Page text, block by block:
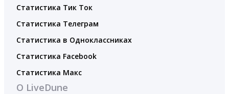
Статистика Тик Ток
Статистика Телеграм
Статистика в Одноклассниках
Статистика Facebook
Статистика Макс
О LiveDune